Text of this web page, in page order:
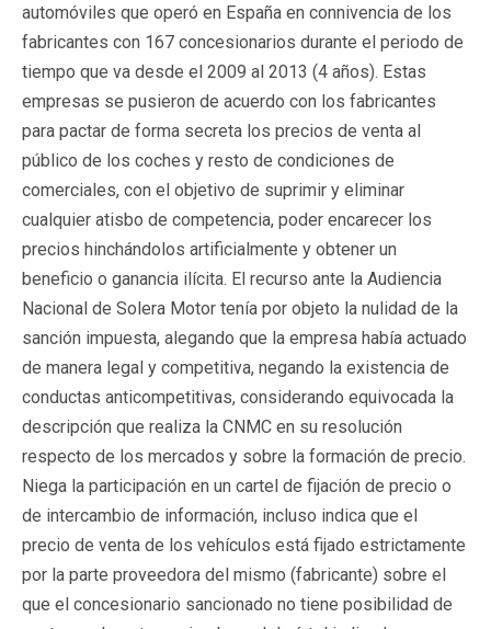
automóviles que operó en España en connivencia de los
fabricantes con 167 concesionarios durante el periodo de
tiempo que va desde el 2009 al 2013 (4 años). Estas
empresas se pusieron de acuerdo con los fabricantes
para pactar de forma secreta los precios de venta al
público de los coches y resto de condiciones de
comerciales, con el objetivo de suprimir y eliminar
cualquier atisbo de competencia, poder encarecer los
precios hinchándolos artificialmente y obtener un
beneficio o ganancia ilícita. El recurso ante la Audiencia
Nacional de Solera Motor tenía por objeto la nulidad de la
sanción impuesta, alegando que la empresa había actuado
de manera legal y competitiva, negando la existencia de
conductas anticompetitivas, considerando equivocada la
descripción que realiza la CNMC en su resolución
respecto de los mercados y sobre la formación de precio.
Niega la participación en un cartel de fijación de precio o
de intercambio de información, incluso indica que el
precio de venta de los vehículos está fijado estrictamente
por la parte proveedora del mismo (fabricante) sobre el
que el concesionario sancionado no tiene posibilidad de